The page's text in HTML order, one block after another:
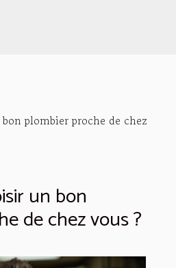
plombier proche de chez
un bon
de chez vous ?